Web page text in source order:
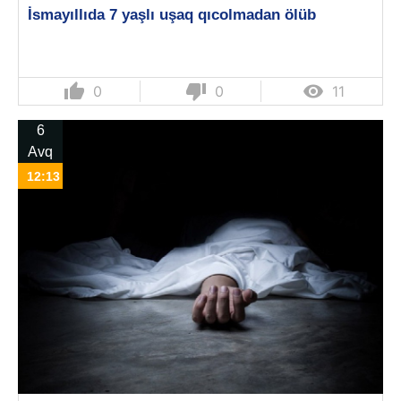
İsmayıllıda 7 yaşlı uşaq qıcolmadan ölüb
thumb_up 0 thumb_down 0  11
6
Avq
12:13